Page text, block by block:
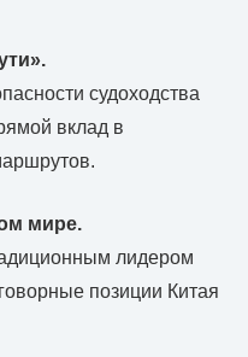
судоходства
вклад в
мире.
лидером
позиции Китая